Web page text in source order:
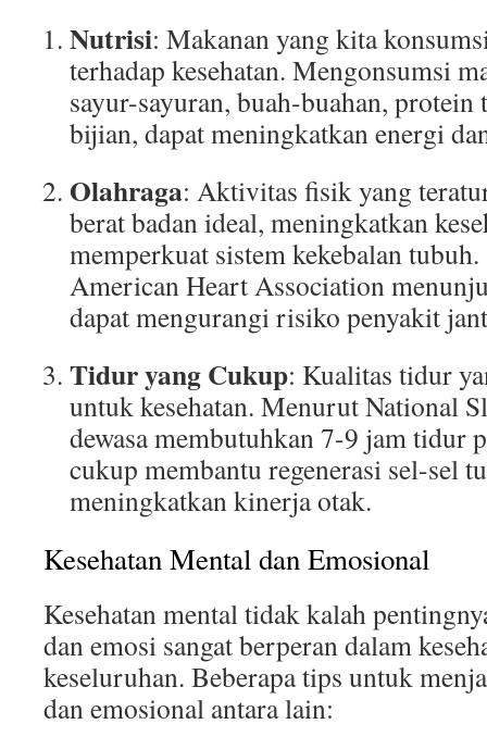
Nutrisi: Makanan yang kita
terhadap kesehatan. Mengonsumsi
sayur-sayuran, buah-buahan,
bijian, dapat meningkatkan energi
Olahraga: Aktivitas fisik yang
berat badan ideal, meningkatkan
memperkuat sistem kekebalan
American Heart Association
dapat mengurangi risiko penyakit
Tidur yang Cukup: Kualitas tidur
untuk kesehatan. Menurut National
dewasa membutuhkan 7-9 jam tidur
cukup membantu regenerasi sel-sel
meningkatkan kinerja otak.
Kesehatan Mental dan Emosional
Kesehatan mental tidak kalah
dan emosi sangat berperan dalam
keseluruhan. Beberapa tips untuk
dan emosional antara lain: